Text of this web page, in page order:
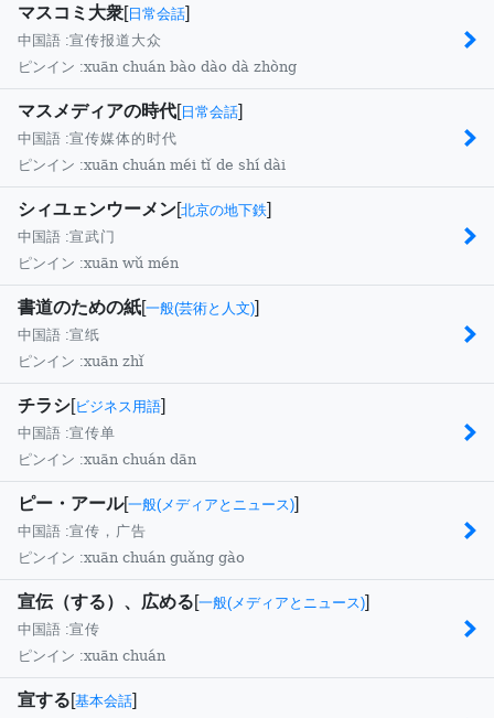
マスコミ大衆[ 日常会話]
中国語 :宣传报道大众
ピンイン :xuān chuán bào dào dà zhòng
マスメディアの時代[ 日常会話]
中国語 :宣传媒体的时代
ピンイン :xuān chuán méi tǐ de shí dài
シィユェンウーメン[北京の地下鉄]
中国語 :宣武门
ピンイン :xuān wǔ mén
書道のための紙[一般(芸術と人文)]
中国語 :宣纸
ピンイン :xuān zhǐ
チラシ[ビジネス用語]
中国語 :宣传单
ピンイン :xuān chuán dān
ピー・アール[一般(メディアとニュース)]
中国語 :宣传，广告
ピンイン :xuān chuán guǎng gào
宣伝（する）、広める[一般(メディアとニュース)]
中国語 :宣传
ピンイン :xuān chuán
宣する[基本会話]